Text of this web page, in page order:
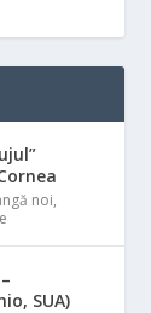
noi,
SUA)